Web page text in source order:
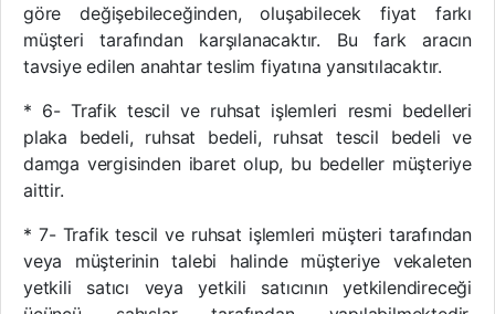
göre değişebileceğinden, oluşabilecek fiyat farkı
müşteri tarafından karşılanacaktır. Bu fark aracın
tavsiye edilen anahtar teslim fiyatına yansıtılacaktır.
* 6- Trafik tescil ve ruhsat işlemleri resmi bedelleri
plaka bedeli, ruhsat bedeli, ruhsat tescil bedeli ve
damga vergisinden ibaret olup, bu bedeller müşteriye
aittir.
* 7- Trafik tescil ve ruhsat işlemleri müşteri tarafından
veya müşterinin talebi halinde müşteriye vekaleten
yetkili satıcı veya yetkili satıcının yetkilendireceği